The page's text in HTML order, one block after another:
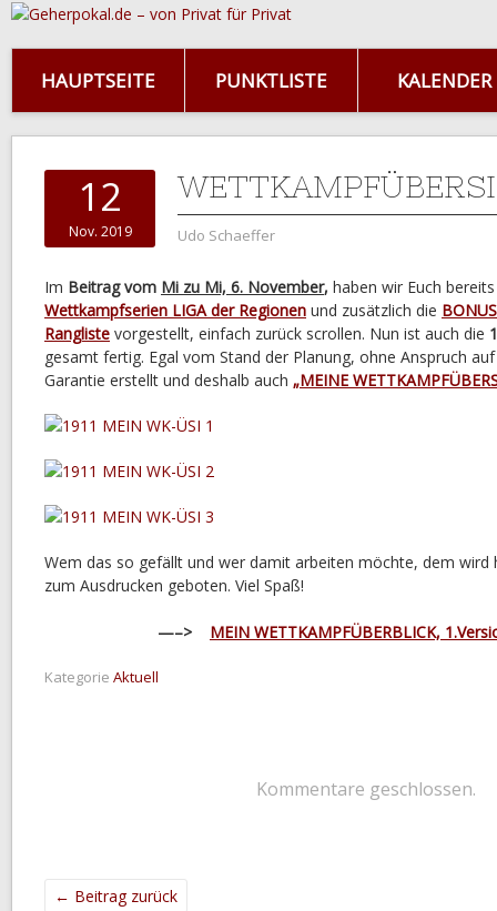
HAUPTSEITE PUNKTLISTE KALENDER
12
Nov. 2019 Udo Schaeffer
Im Beitrag vom Mi zu Mi, 6. November, haben wir Euch
Wettkampfserien LIGA der Regionen und zusätzlich die
Rangliste vorgestellt, einfach zurück scrollen. Nun ist auch die
gesamt fertig. Egal vom Stand der Planung, ohne Anspruch
Garantie erstellt und deshalb auch „MEINE
Wem das so gefällt und wer damit arbeiten möchte, dem wird
zum Ausdrucken geboten. Viel Spaß!
—–> MEIN WETTKAMPFÜBERBLICK,
Kategorie Aktuell
Kommentare geschlossen.
← Beitrag zurück